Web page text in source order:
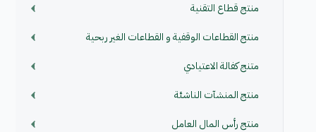
منتج قطاع التقنية
منتج القطاعات الوقفية و القطاعات الغير ربحية
متنج كفالة الاعتيادي
منتج المنشآت الناشئة
منتج رأس المال العامل